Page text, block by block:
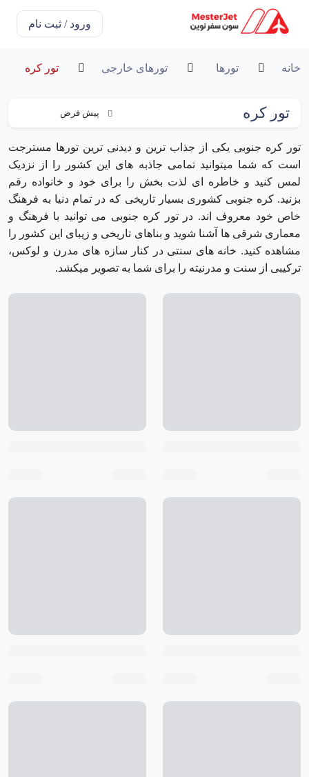
ورود / ثبت نام
خانه تورها تورهای خارجی تور کره
تور کره
تور کره جنوبی یکی از جذاب ترین و دیدنی ترین تورها مسترجت
است که شما میتوانید تمامی جاذبه های این کشور را از نزدیک
لمس کنید و خاطره ای لذت بخش را برای خود و خانواده رقم
بزنید. کره جنوبی کشوری بسیار تاریخی که در تمام دنیا به فرهنگ
خاص خود معروف‌ اند. در تور کره جنوبی می توانید با فرهنگ و
معماری شرقی ها آشنا شوید و بناهای تاریخی و زیبای این کشور را
مشاهده کنید. خانه های سنتی در کنار سازه های مدرن و لوکس،
ترکیبی از سنت و مدرنیته را برای شما به تصویر میکشد.